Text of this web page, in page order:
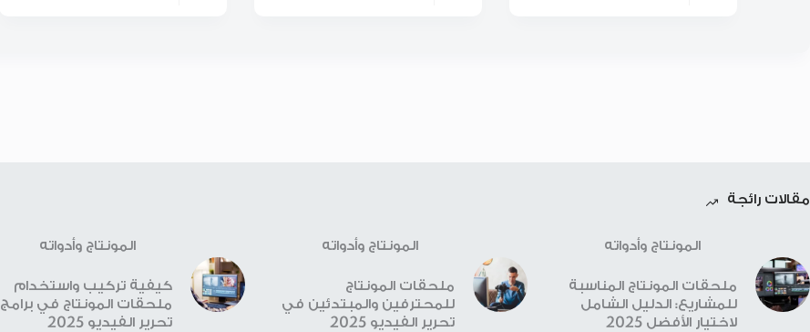
مقالات رائجة
المونتاج وأدواته
ملحقات المونتاج المناسبة
للمشاريع: الدليل الشامل
لاختيار الأفضل 2025
المونتاج وأدواته
ملحقات المونتاج
للمحترفين والمبتدئين في
تحرير الفيديو 2025
المونتاج وأدواته
كيفية تركيب واستخدام
ملحقات المونتاج في برامج
تحرير الفيديو 2025